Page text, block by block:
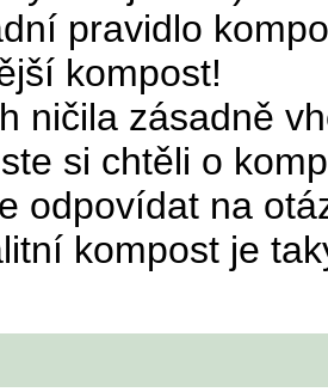
pravidlo
kompost!
ničila zásadně
si chtěli o
odpovídat na
kompost je